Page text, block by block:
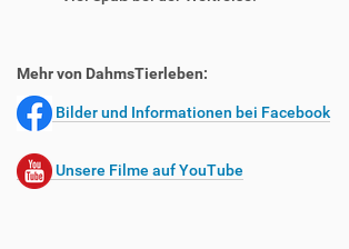
Mehr von DahmsTierleben:
Bilder und Informationen bei Facebook
Unsere Filme auf YouTube